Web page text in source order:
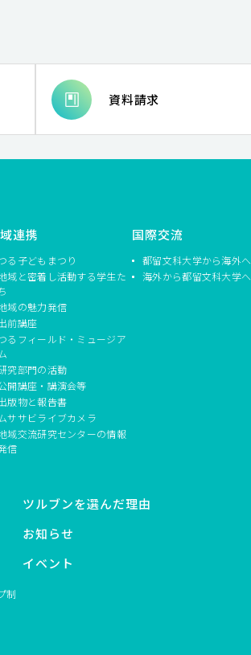
資料請求
連携
る子どもまつり
域と密着し活動する学生た
域の魅力発信
前講座
るフィールド・ミュージア
ム
究部門の活動
開講座・講演会等
版物と報告書
ムササビライブカメラ
域交流研究センターの情報
信
国際交流
都留文科大学から海外へ
海外から都留文科大学へ
制
ツルブンを選んだ理由
お知らせ
イベント